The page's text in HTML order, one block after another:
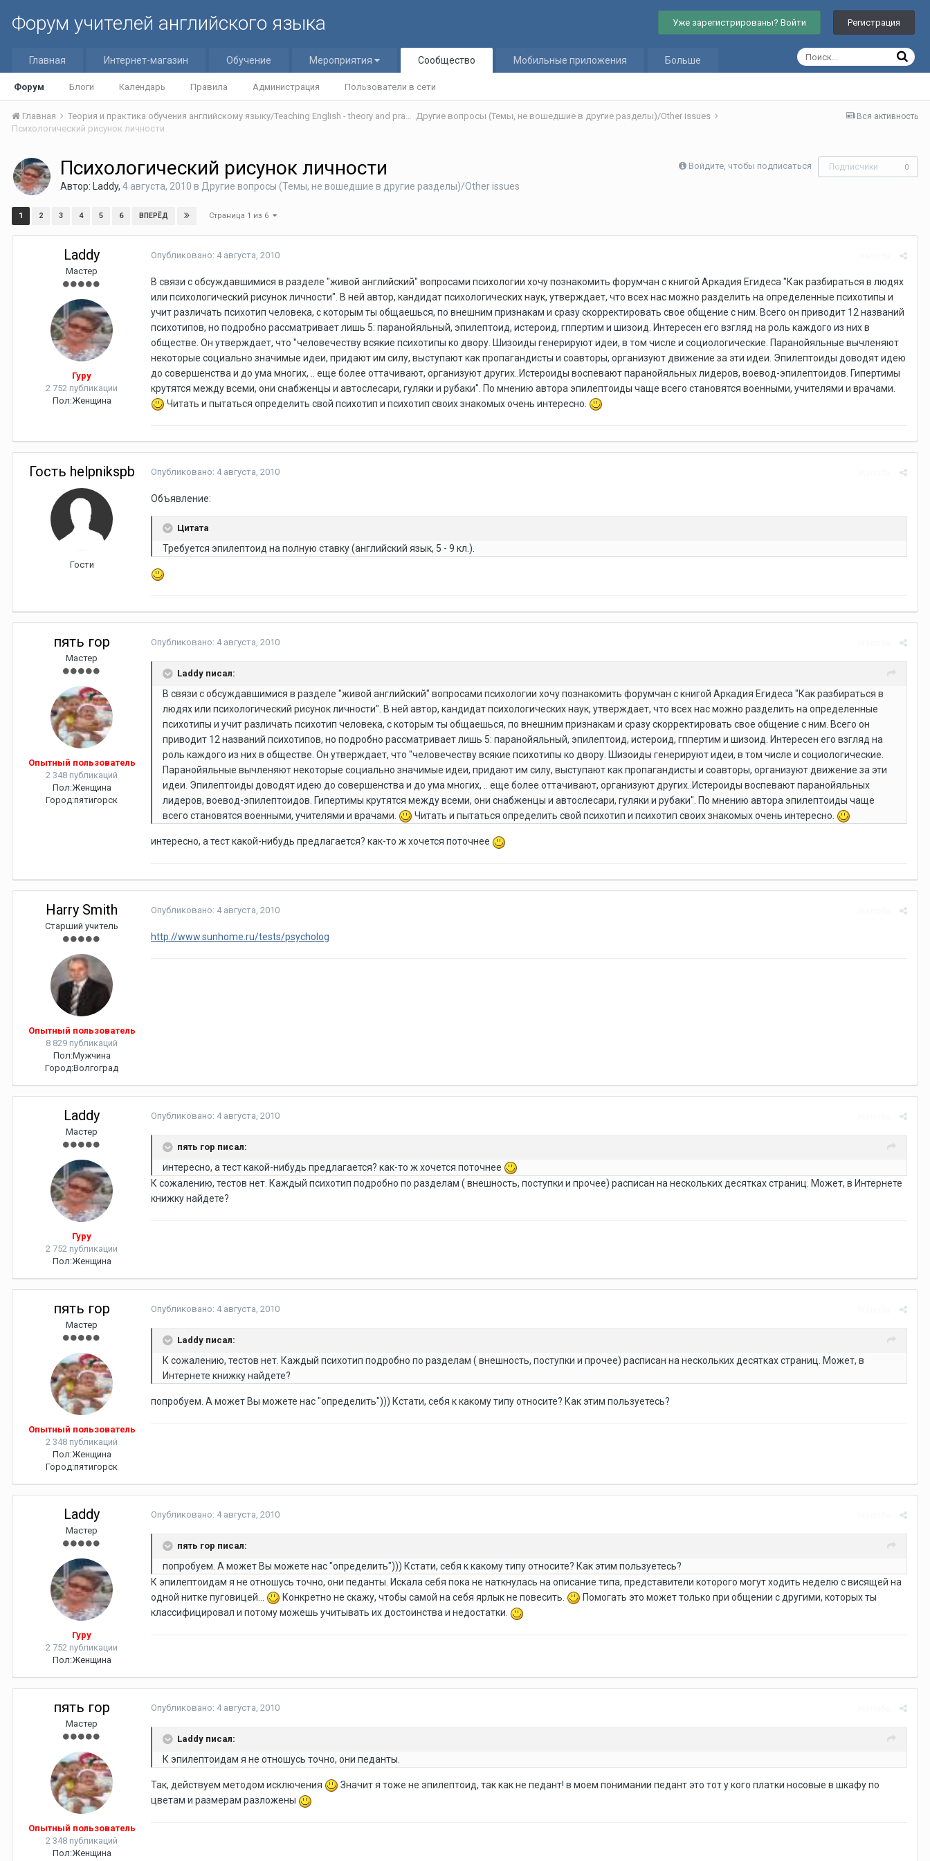
Форум учителей английского языка Уже зарегистрированы? Войти Регистрация
Главная Интернет-магазин Обучение Мероприятия Сообщество
Форум Блоги Календарь Правила Администрация Пользователи в сети
Мобильные приложения Больше
Вся активность
Главная Теория и практика обучения английскому языку/Teaching English - theory and practice Другие вопросы (Темы, не вошедшие в другие разделы)/Other issues
Психологический рисунок личности
Войдите, чтобы подписаться Подписчики 0
Психологический рисунок личности
Автор: Laddy, 4 августа, 2010 в Другие вопросы (Темы, не вошедшие в другие разделы)/Other issues
1 2 3 4 5 6 ВПЕРЁД Страница 1 из 6
Laddy
Мастер
Гуру
2 752 публикации
Пол:Женщина
Опубликовано: 4 августа, 2010
В связи с обсуждавшимися в разделе "живой английский" вопросами психологии хочу познакомить форумчан с книгой Аркадия Егидеса "Как разбираться в людях
или психологический рисунок личности". В ней автор, кандидат психологических наук, утверждает, что всех нас можно разделить на определенные психотипы и
учит различать психотип человека, с которым ты общаешься, по внешним признакам и сразу скорректировать свое общение с ним. Всего он приводит 12 названий
психотипов, но подробно рассматривает лишь 5: паранойяльный, эпилептоид, истероид, гппертим и шизоид. Интересен его взгляд на роль каждого из них в
обществе. Он утверждает, что "человечеству всякие психотипы ко двору. Шизоиды генерируют идеи, в том числе и социологические. Паранойяльные вычленяют
некоторые социально значимые идеи, придают им силу, выступают как пропагандисты и соавторы, организуют движение за эти идеи. Эпилептоиды доводят идею
до совершенства и до ума многих, .. еще более оттачивают, организуют других..Истероиды воспевают паранойяльных лидеров, воевод-эпилептоидов. Гипертимы
крутятся между всеми, они снабженцы и автослесари, гуляки и рубаки". По мнению автора эпилептоиды чаще всего становятся военными, учителями и врачами.
Читать и пытаться определить свой психотип и психотип своих знакомых очень интересно.
Гость helpnikspb
Гости
Опубликовано: 4 августа, 2010
Объявление:
Цитата
Требуется эпилептоид на полную ставку (английский язык, 5 - 9 кл.).
пять гор
Мастер
Опытный пользователь
2 348 публикаций
Пол:Женщина
Город:пятигорск
Опубликовано: 4 августа, 2010
Laddy писал:
В связи с обсуждавшимися в разделе "живой английский" вопросами психологии хочу познакомить форумчан с книгой Аркадия Егидеса "Как разбираться в
людях или психологический рисунок личности". В ней автор, кандидат психологических наук, утверждает, что всех нас можно разделить на определенные
психотипы и учит различать психотип человека, с которым ты общаешься, по внешним признакам и сразу скорректировать свое общение с ним. Всего он
приводит 12 названий психотипов, но подробно рассматривает лишь 5: паранойяльный, эпилептоид, истероид, гппертим и шизоид. Интересен его взгляд на
роль каждого из них в обществе. Он утверждает, что "человечеству всякие психотипы ко двору. Шизоиды генерируют идеи, в том числе и социологические.
Паранойяльные вычленяют некоторые социально значимые идеи, придают им силу, выступают как пропагандисты и соавторы, организуют движение за эти
идеи. Эпилептоиды доводят идею до совершенства и до ума многих, .. еще более оттачивают, организуют других..Истероиды воспевают паранойяльных
лидеров, воевод-эпилептоидов. Гипертимы крутятся между всеми, они снабженцы и автослесари, гуляки и рубаки". По мнению автора эпилептоиды чаще
всего становятся военными, учителями и врачами.
Читать и пытаться определить свой психотип и психотип своих знакомых очень интересно.
интересно, а тест какой-нибудь предлагается? как-то ж хочется поточнее
Harry Smith
Старший учитель
Опытный пользователь
8 829 публикаций
Пол:Мужчина
Город:Волгоград
Опубликовано: 4 августа, 2010
http://www.sunhome.ru/tests/psycholog
Laddy
Мастер
Гуру
2 752 публикации
Пол:Женщина
Опубликовано: 4 августа, 2010
пять гор писал:
интересно, а тест какой-нибудь предлагается? как-то ж хочется поточнее
К сожалению, тестов нет. Каждый психотип подробно по разделам ( внешность, поступки и прочее) расписан на нескольких десятках страниц. Может, в Интернете
книжку найдете?
пять гор
Мастер
Опытный пользователь
2 348 публикаций
Пол:Женщина
Город:пятигорск
Опубликовано: 4 августа, 2010
Laddy писал:
К сожалению, тестов нет. Каждый психотип подробно по разделам ( внешность, поступки и прочее) расписан на нескольких десятках страниц. Может, в
Интернете книжку найдете?
попробуем. А может Вы можете нас "определить"))) Кстати, себя к какому типу относите? Как этим пользуетесь?
Laddy
Мастер
Гуру
2 752 публикации
Пол:Женщина
Опубликовано: 4 августа, 2010
пять гор писал:
попробуем. А может Вы можете нас "определить"))) Кстати, себя к какому типу относите? Как этим пользуетесь?
К эпилептоидам я не отношусь точно, они педанты. Искала себя пока не наткнулась на описание типа, представители которого могут ходить неделю с висящей на
одной нитке пуговицей...
Конкретно не скажу, чтобы самой на себя ярлык не повесить.
Помогать это может только при общении с другими, которых ты
классифицировал и потому можешь учитывать их достоинства и недостатки.
пять гор
Мастер
Опытный пользователь
2 348 публикаций
Пол:Женщина
Опубликовано: 4 августа, 2010
Laddy писал:
К эпилептоидам я не отношусь точно, они педанты.
Так, действуем методом исключения
Значит я тоже не эпилептоид, так как не педант! в моем понимании педант это тот у кого платки носовые в шкафу по
цветам и размерам разложены